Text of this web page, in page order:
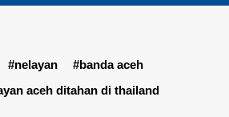
#nelayan
#banda aceh
aceh ditahan di thailand